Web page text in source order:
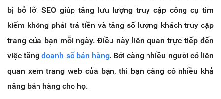
bị bỏ lỡ. SEO giúp tăng lưu lượng truy cập công cụ tìm
kiếm không phải trả tiền và tăng số lượng khách truy cập
trang của bạn mỗi ngày. Điều này liên quan trực tiếp đến
việc tăngdoanh số bán hàng. Bởi càng nhiều người có liên
quan xem trang web của bạn, thì bạn càng có nhiều khả
năng bán hàng cho họ.